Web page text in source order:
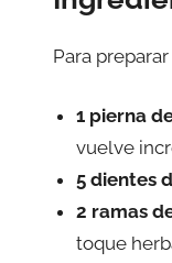
Para
1 pierna
vuelve
5 dientes
2 ramas
toque